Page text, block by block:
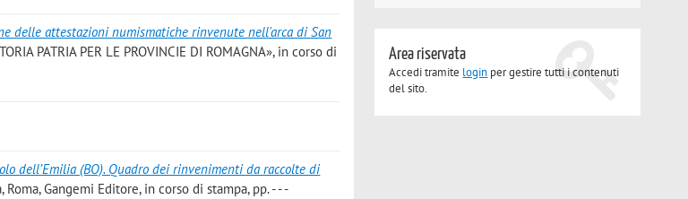
delle attestazioni numismatiche rinvenute nell'arca di San
PATRIA PER LE PROVINCIE DI ROMAGNA», in corso di
dell’Emilia (BO). Quadro dei rinvenimenti da raccolte di
Gangemi Editore, in corso di stampa, pp. - - -
Area riservata
Accedi tramite login per gestire tutti i contenuti
del sito.